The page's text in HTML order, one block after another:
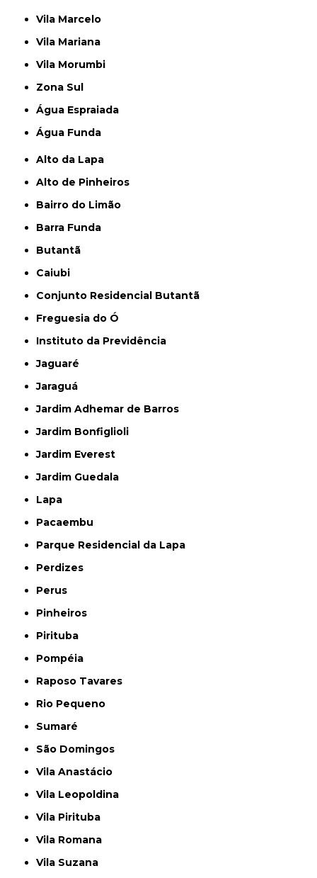
Vila Marcelo
Vila Mariana
Vila Morumbi
Zona Sul
Água Espraiada
Água Funda
Alto da Lapa
Alto de Pinheiros
Bairro do Limão
Barra Funda
Butantã
Caiubi
Conjunto Residencial Butantã
Freguesia do Ó
Instituto da Previdência
Jaguaré
Jaraguá
Jardim Adhemar de Barros
Jardim Bonfiglioli
Jardim Everest
Jardim Guedala
Lapa
Pacaembu
Parque Residencial da Lapa
Perdizes
Perus
Pinheiros
Pirituba
Pompéia
Raposo Tavares
Rio Pequeno
Sumaré
São Domingos
Vila Anastácio
Vila Leopoldina
Vila Pirituba
Vila Romana
Vila Suzana